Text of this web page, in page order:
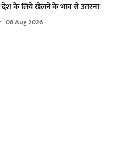
'देश के लिये खेलने के भाव से उतरना'
08 Aug 2026